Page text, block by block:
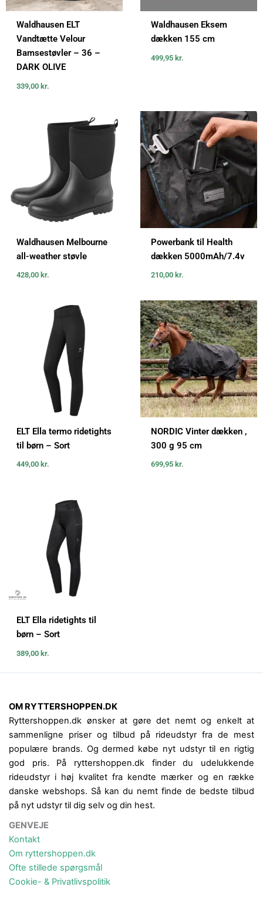
Waldhausen ELT
Vandtætte Velour
Bamsestøvler – 36 –
DARK OLIVE
339,00 kr.
Waldhausen Eksem
dækken 155 cm
499,95 kr.
Waldhausen Melbourne
all-weather støvle
428,00 kr.
Powerbank til Health
dækken 5000mAh/7.4v
210,00 kr.
ELT Ella termo ridetights
til børn – Sort
449,00 kr.
NORDIC Vinter dækken ,
300 g 95 cm
699,95 kr.
ELT Ella ridetights til
børn – Sort
389,00 kr.
OM RYTTERSHOPPEN.DK
Ryttershoppen.dk ønsker at gøre det nemt og enkelt at
sammenligne priser og tilbud på rideudstyr fra de mest
populære brands. Og dermed købe nyt udstyr til en rigtig
god pris. På ryttershoppen.dk finder du udelukkende
rideudstyr i høj kvalitet fra kendte mærker og en række
danske webshops. Så kan du nemt finde de bedste tilbud
på nyt udstyr til dig selv og din hest.
GENVEJE
Kontakt
Om ryttershoppen.dk
Ofte stillede spørgsmål
Cookie- & Privatlivspolitik